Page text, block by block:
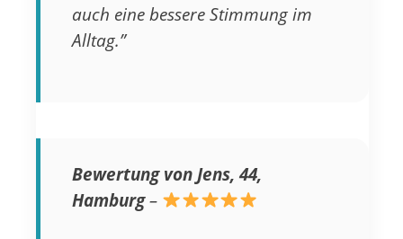
auch eine bessere Stimmung im
Alltag.”
Bewertung von Jens, 44,
Hamburg–